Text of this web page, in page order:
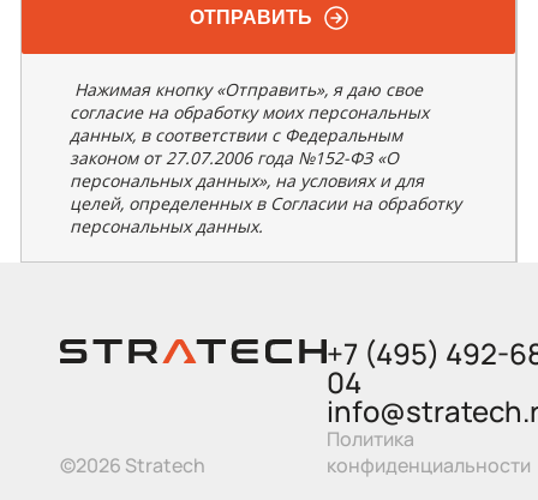
ОТПРАВИТЬ
Нажимая кнопку «Отправить», я даю свое
согласие на обработку моих персональных
данных, в соответствии с Федеральным
законом от 27.07.2006 года №152-ФЗ «О
персональных данных», на условиях и для
целей, определенных в Согласии на обработку
персональных данных.
©2026 Stratech
+7 (495) 492-
04
Политика
конфиденциальности